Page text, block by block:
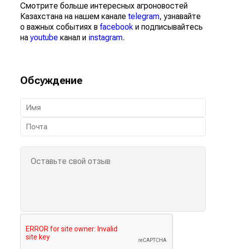
Смотрите больше интересных агроновостей
Казахстана на нашем канале telegram, узнавайте
о важных событиях в facebook и подписывайтесь
наyoutube канал и instagram.
Обсуждение